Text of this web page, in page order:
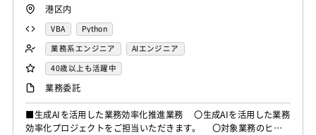
港区内
VBA
Python
業務系エンジニア
AIエンジニア
40歳以上も活躍中
業務委託
■生成AIを活用した業務効率化推進業務 〇生成AIを活用した業務
効率化プロジェクトをご担当いただきます。 〇対象業務のヒア